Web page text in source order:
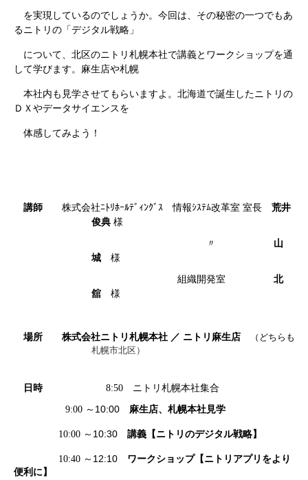
を実現しているのでしょうか。今回は、その秘密の一つでもあ
るニトリの「デジタル戦略」
について、 北区のニトリ札幌本社で講義とワークショップを通
して学びます。麻生店や札幌
本社内 も 見学させてもらいますよ。 北海道で誕生したニトリの
ＤＸやデータサイエンスを
体感してみよう！
講師 株式会社ﾆﾄﾘﾎｰﾙﾃﾞｨﾝｸﾞｽ 情報ｼｽﾃﾑ改革室 室長 荒井
俊典 様
〃 山
城 様
組織開発室 北
舘 様
場所 株式会社ニトリ札幌本社 ／ ニトリ麻生店
（どちらも
札幌市北区）
日時 8:50 ニトリ札幌本社集合
9:00 ～ 10:00 麻生店、札幌本社見学
10:00 ～ 10:30 講義【ニトリのデジタル戦略】
10:40 ～ 12:10
ワークショップ【ニトリアプリをより
便利に】